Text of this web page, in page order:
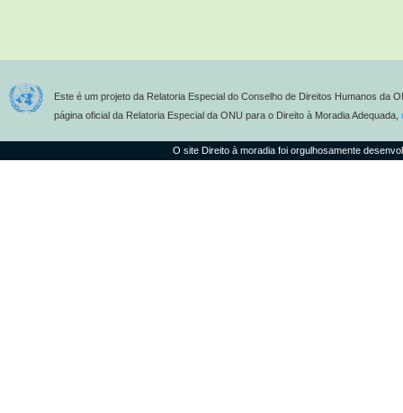
Este é um projeto da Relatoria Especial do Conselho de Direitos Humanos da
página oficial da Relatoria Especial da ONU para o Direito à Moradia Adequada,
O site Direito à moradia foi orgulhosamente